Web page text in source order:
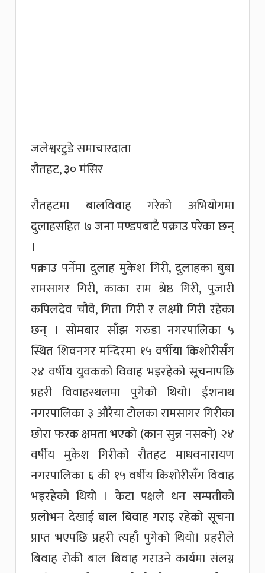
जलेश्वरटुडे समाचारदाता
रौतहट, ३० मंसिर
रौतहटमा बालविवाह गरेको अभियोगमा
दुलाहसहित ७ जना मण्डपबाटै पक्राउ परेका छन्
।
पक्राउ पर्नेमा दुलाह मुकेश गिरी, दुलाहका बुबा
रामसागर गिरी, काका राम श्रेष्ठ गिरी, पुजारी
कपिलदेव चौवे, गिता गिरी र लक्ष्मी गिरी रहेका
छन् । सोमबार साँझ गरुडा नगरपालिका ५
स्थित शिवनगर मन्दिरमा १५ वर्षीया किशोरीसँग
२४ वर्षीय युवकको विवाह भइरहेको सूचनापछि
प्रहरी विवाहस्थलमा पुगेको थियो। ईशनाथ
नगरपालिका ३ औरैया टोलका रामसागर गिरीका
छोरा फरक क्षमता भएको (कान सुन्न नसक्ने) २४
वर्षीय मुकेश गिरीको रौतहट माधवनारायण
नगरपालिका ६ की १५ वर्षीय किशोरीसँग विवाह
भइरहेको थियो । केटा पक्षले धन सम्पतीको
प्रलोभन देखाई बाल बिवाह गराइ रहेको सूचना
प्राप्त भएपछि प्रहरी त्यहाँ पुगेको थियो। प्रहरीले
बिवाह रोकी बाल बिवाह गराउने कार्यमा संलग्न